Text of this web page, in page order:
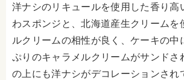
洋ナシのリキュールを使用した香り高
わスポンジと、北海道産生クリームを
ルクリームの相性が良く、ケーキの中
ぷりのキャラメルクリームがサンドさ
の上にも洋ナシがデコレーションされ